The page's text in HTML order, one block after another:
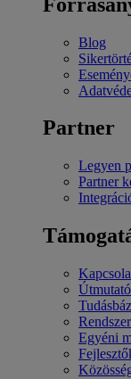
Blog
Partner
Legyen
Partner
Egyéni